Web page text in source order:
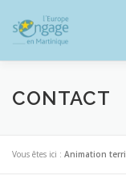
contenu
PROGRAMMES
CONTACT
Vous êtes ici : Animation